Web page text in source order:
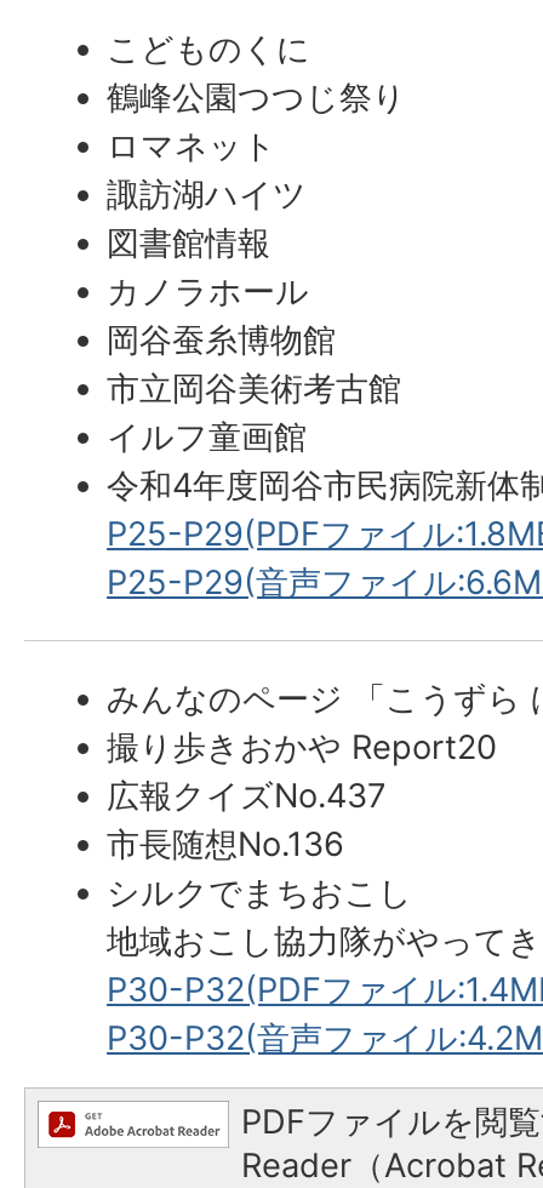
こどものくに
鶴峰公園つつじ祭り
ロマネット
諏訪湖ハイツ
図書館情報
カノラホール
岡谷蚕糸博物館
市立岡谷美術考古館
イルフ童画館
令和4年度岡谷市民病院新体
P25-P29(PDFファイル
P25-P29(音声ファイル
みんなのページ 「こうずら
撮り歩きおかや Report20
広報クイズNo.437
市長随想No.136
シルクでまちおこし
地域おこし協力隊がやって
P30-P32(PDFファイル
P30-P32(音声ファイル
PDFファイルを閲
Reader（Acrobat